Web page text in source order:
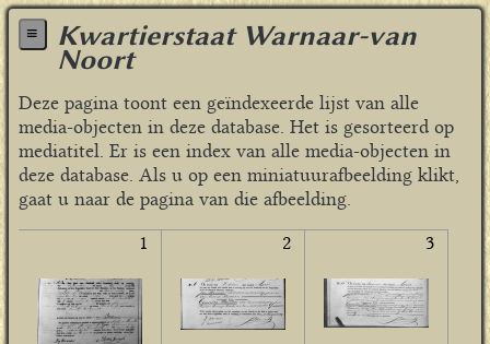
≡ Kwartierstaat Warnaar-van
Noort
Deze pagina toont een geïndexeerde lijst van alle
media-objecten in deze database. Het is gesorteerd op
mediatitel. Er is een index van alle media-objecten in
deze database. Als u op een miniatuurafbeelding klikt,
gaat u naar de pagina van die afbeelding.
1 2 3